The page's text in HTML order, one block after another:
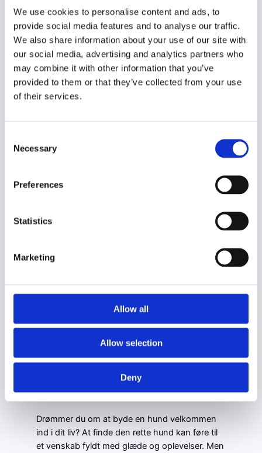
We use cookies to personalise content and ads, to
provide social media features and to analyse our traffic.
We also share information about your use of our site with
our social media, advertising and analytics partners who
may combine it with other information that you’ve
provided to them or that they’ve collected from your use
of their services.
Selection
Necessary
Preferences
Statistics
Marketing
Allow all
Allow selection
Deny
for hunde? Hvor meget motion har en hund
brug for? Mængden af motion, en hund har
brug for,…
Hundesenge: Find
den perfekte
april 22, 2024
Drømmer du om at give din hund en
hundeejer, og med det rette valg kan du sikre,
verden og hjælper dig med at finde den
Hunde til salg: Find
din perfekte
firbenede ven!
april 22, 2024Hund
Drømmer du om at byde en hund velkommen
ind i dit liv? At finde den rette hund kan føre til
et venskab fyldt med glæde og oplevelser. Men